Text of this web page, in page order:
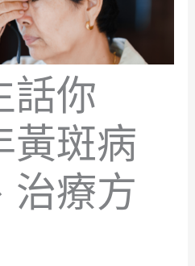
話你
黃斑病
治療方